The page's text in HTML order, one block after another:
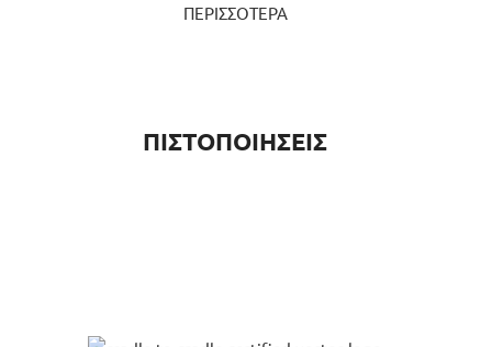
ΠΕΡΙΣΣΟΤΕΡΑ
ΠΙΣΤΟΠΟΙΗΣΕΙΣ